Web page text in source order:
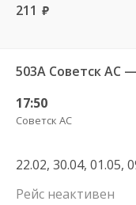
211 руб.
17:50
Советск АС
Рейс неактивен